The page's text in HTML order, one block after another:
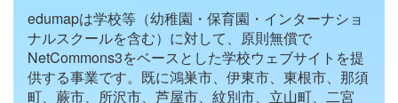
edumapは学校等（幼稚園・保育園・インターナショ
ナルスクールを含む）に対して、原則無償で
NetCommons3をベースとした学校ウェブサイトを提
供する事業です。既に鴻巣市、伊東市、東根市、那須
町、蕨市、所沢市、芦屋市、紋別市、立山町、二宮